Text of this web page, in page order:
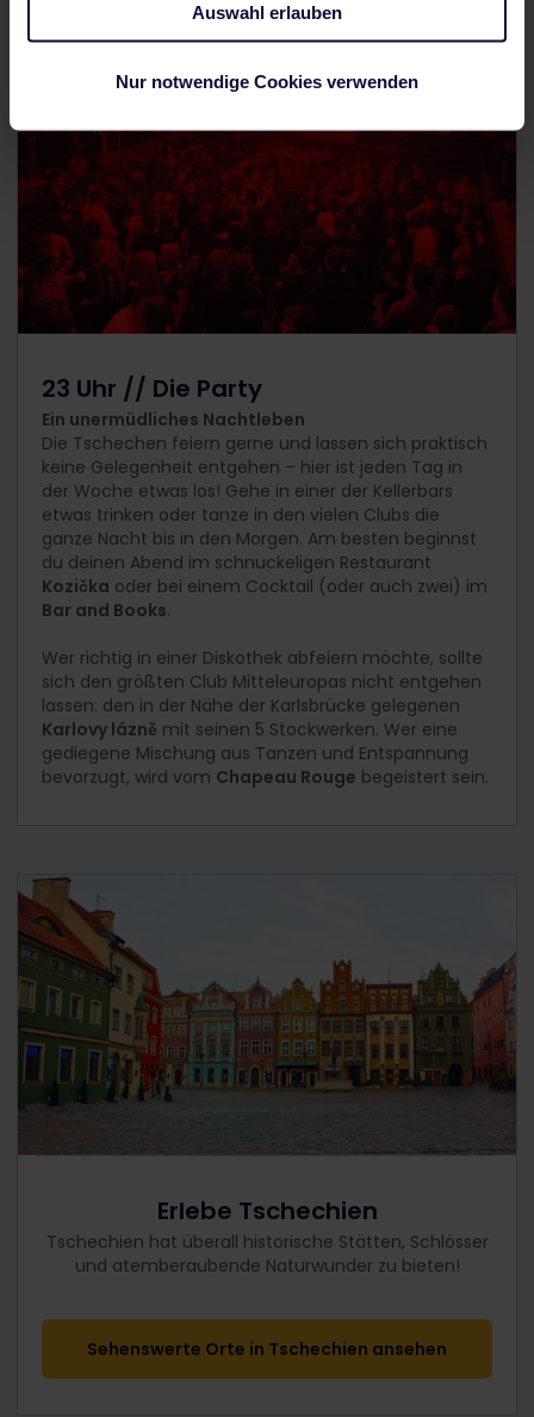
Auswahl erlauben
Nur notwendige Cookies verwenden
23 Uhr // Die Party
Ein unermüdliches Nachtleben
Die Tschechen feiern gerne und lassen sich praktisch
keine Gelegenheit entgehen – hier ist jeden Tag in
der Woche etwas los! Gehe in einer der Kellerbars
etwas trinken oder tanze in den vielen Clubs die
ganze Nacht bis in den Morgen. Am besten beginnst
du deinen Abend im schnuckeligen Restaurant
Kozička oder bei einem Cocktail (oder auch zwei) im
Bar and Books.
Wer richtig in einer Diskothek abfeiern möchte, sollte
sich den größten Club Mitteleuropas nicht entgehen
lassen: den in der Nähe der Karlsbrücke gelegenen
Karlovy lázně mit seinen 5 Stockwerken. Wer eine
gediegene Mischung aus Tanzen und Entspannung
bevorzugt, wird vom Chapeau Rouge begeistert sein.
Erlebe Tschechien
Tschechien hat überall historische Stätten, Schlösser
und atemberaubende Naturwunder zu bieten!
Sehenswerte Orte in Tschechien ansehen